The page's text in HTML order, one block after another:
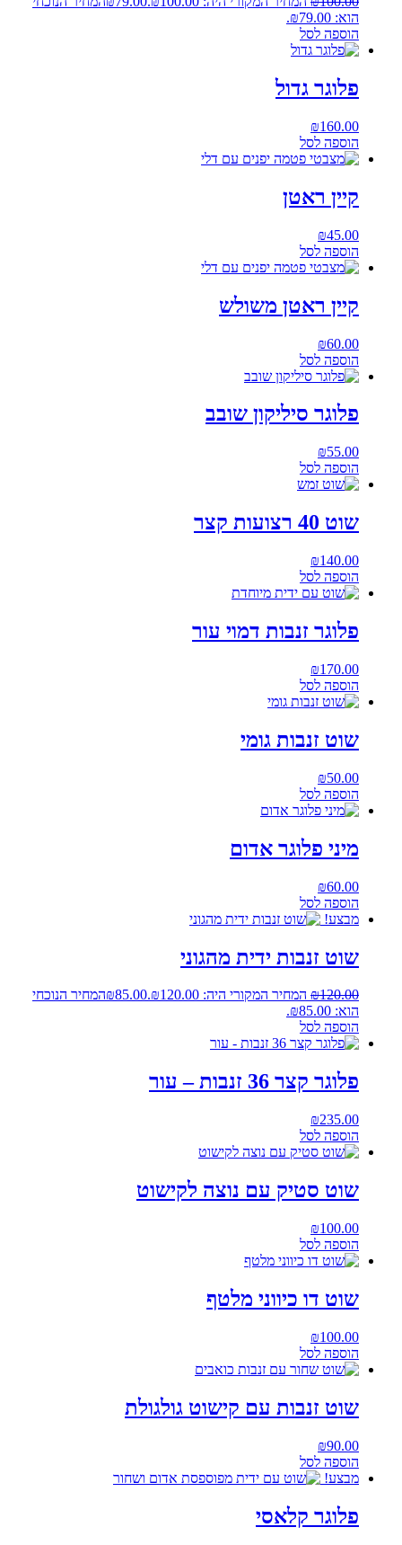
הוא: ₪79.00.
הוספה לסל
פלוגר גדול
₪160.00
הוספה לסל
קיין ראטן
₪45.00
הוספה לסל
קיין ראטן משולש
₪60.00
הוספה לסל
פלוגר סיליקון שובב
₪55.00
הוספה לסל
שוט 40 רצועות קצר
₪140.00
הוספה לסל
פלוגר זנבות דמוי עור
₪170.00
הוספה לסל
שוט זנבות גומי
₪50.00
הוספה לסל
מיני פלוגר אדום
₪60.00
הוספה לסל
מבצע!
שוט זנבות ידית מהגוני
₪120.00 המחיר המקורי היה: ₪120.00. ₪85.00
המחיר הנוכחי
הוא: ₪85.00.
הוספה לסל
פלוגר קצר 36 זנבות – עור
₪235.00
הוספה לסל
שוט סטיק עם נוצה לקישוט
₪100.00
הוספה לסל
שוט דו כיווני מלטף
₪100.00
הוספה לסל
שוט זנבות עם קישוט גולגולת
₪90.00
הוספה לסל
מבצע!
פלוגר קלאסי